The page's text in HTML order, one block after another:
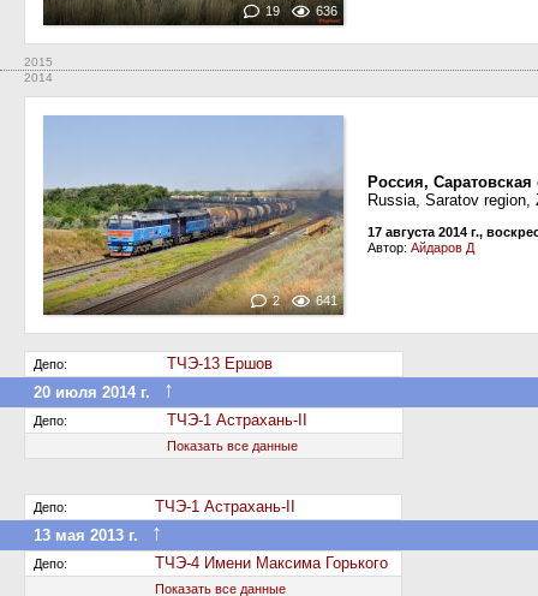
19 636
2015
2014
2 641
Россия,
Russia, Saratov
17 августа 2014 г.,
Автор: Айдаров Д
Депо:
ТЧЭ-13 Ершов
20 июля 2014 г.
↑
Депо: ТЧЭ-1 Астрахань-II
Показать все данные
Депо:
ТЧЭ-1 Астрахань-II
13 мая 2013 г.
↑
Депо: ТЧЭ-4 Имени Максима Горького
Показать все данные